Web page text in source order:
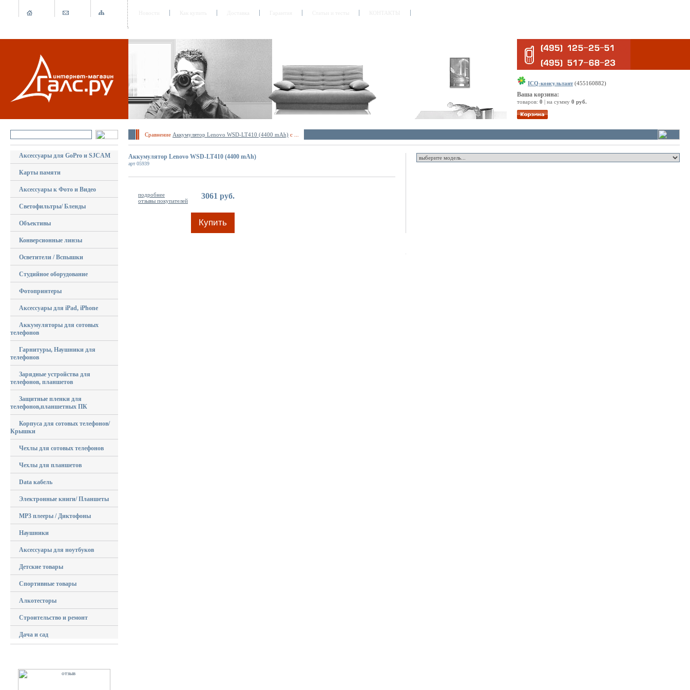
ICQ-консультант(455160882)
Ваша корзина:
товаров: 0 | на сумму 0 руб.
Сравнение Аккумулятор Lenovo WSD-LT410 (4400 mAh) с ...
Аксессуары для GoPro и SJCAM
Карты памяти
Аксессуары к Фото и Видео
Светофильтры/ Бленды
Объективы
Конверсионные линзы
Осветители / Вспышки
Студийное оборудование
Фотопринтеры
Аксессуары для iPad, iPhone
Аккумуляторы для сотовых
телефонов
Гарнитуры, Наушники для
телефонов
Зарядные устройства для
телефонов, планшетов
Защитные пленки для
телефонов,планшетных ПК
Корпуса для сотовых телефонов/
Крышки
Чехлы для сотовых телефонов
Чехлы для планшетов
Data кабель
Электронные книги/ Планшеты
MP3 плееры / Диктофоны
Наушники
Аксессуары для ноутбуков
Детские товары
Спортивные товары
Алкотесторы
Строительство и ремонт
Дача и сад
Аккумулятор Lenovo WSD-LT410 (4400 mAh)
арт 05939
подробнее
отзывы покупателей
3061 руб.
Купить